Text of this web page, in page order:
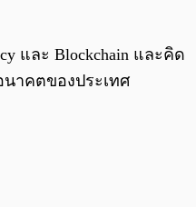
และ Blockchain และคิด
นาคตของประเทศ